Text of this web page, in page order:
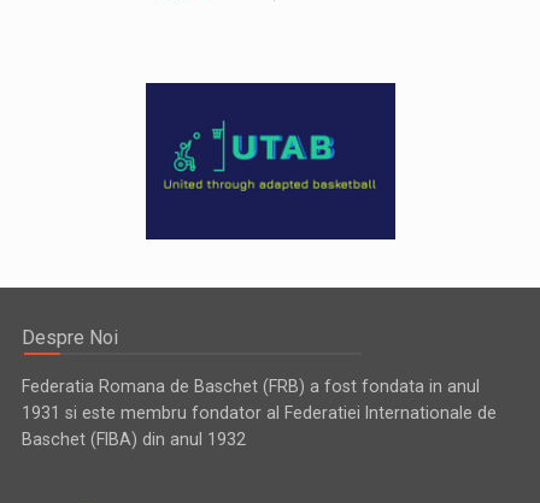
Despre Noi
Federatia Romana de Baschet (FRB) a fost fondata in anul
1931 si este membru fondator al Federatiei Internationale de
Baschet (FIBA) din anul 1932